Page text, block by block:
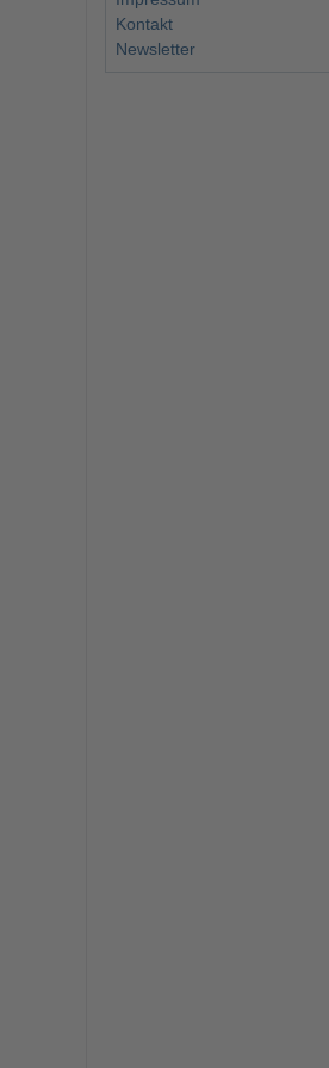
Kontakt
Newsletter